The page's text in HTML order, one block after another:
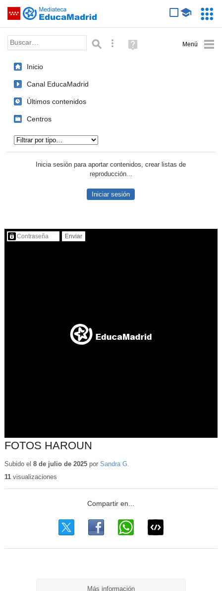
Saltar navegación
Palabra o frase: Búsqueda avanzada
Ayuda
(en
Inicio
Canal EducaMadrid
Últimos contenidos
Centros
Inicia sesión para aportar contenidos, crear listas de
reproducción...
Iniciar sesión
Contenido protegido…
FOTOS HAROUN
Subido el 8 de julio de 2025por Sandra G.
11visualizaciones
Más información